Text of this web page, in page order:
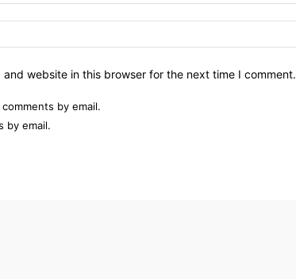
and website in this browser for the next time I comment.
by email.
by email.